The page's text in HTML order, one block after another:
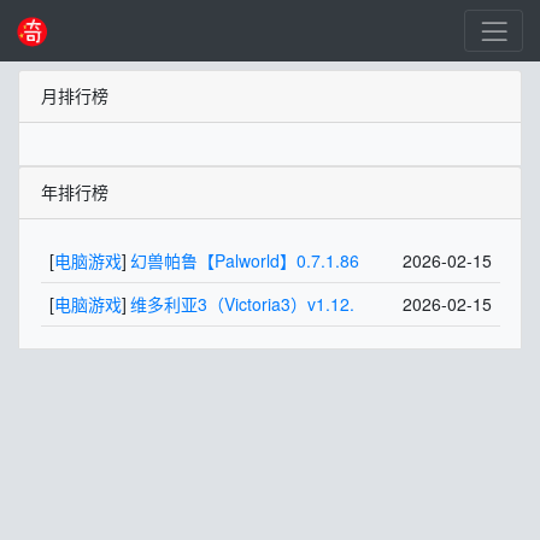
月排行榜
年排行榜
[电脑游戏] 幻兽帕鲁【Palworld】0.7.1.86
2026-02-15
[电脑游戏] 维多利亚3（Victoria3）v1.12. 2026-02-15